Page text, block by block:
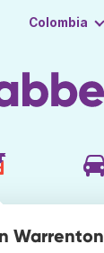
Colombia
Warrenton